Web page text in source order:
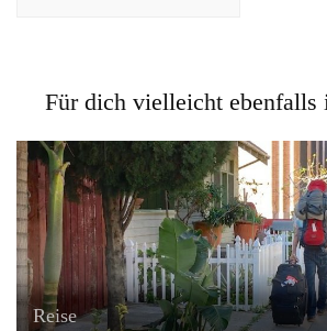
Für dich vielleicht ebenfalls
Reise